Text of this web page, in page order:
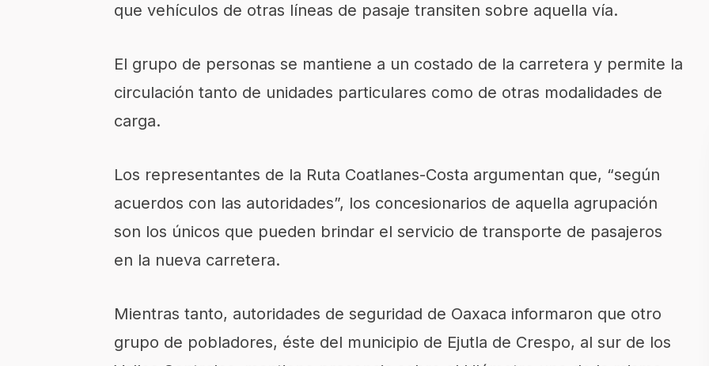
que vehículos de otras líneas de pasaje transiten sobre aquella vía.
El grupo de personas se mantiene a un costado de la carretera y permite la
circulación tanto de unidades particulares como de otras modalidades de
carga.
Los representantes de la Ruta Coatlanes-Costa argumentan que, “según
acuerdos con las autoridades”, los concesionarios de aquella agrupación
son los únicos que pueden brindar el servicio de transporte de pasajeros
en la nueva carretera.
Mientras tanto, autoridades de seguridad de Oaxaca informaron que otro
grupo de pobladores, éste del municipio de Ejutla de Crespo, al sur de los